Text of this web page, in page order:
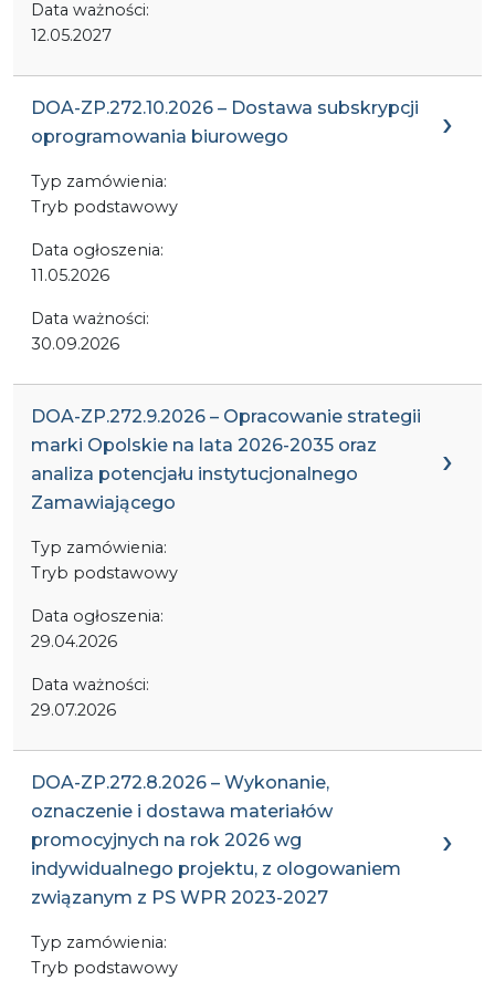
Data ważności:
12.05.2027
DOA-ZP.272.10.2026 – Dostawa subskrypcji
oprogramowania biurowego
Typ zamówienia:
Tryb podstawowy
Data ogłoszenia:
11.05.2026
Data ważności:
30.09.2026
DOA-ZP.272.9.2026 – Opracowanie strategii
marki Opolskie na lata 2026-2035 oraz
analiza potencjału instytucjonalnego
Zamawiającego
Typ zamówienia:
Tryb podstawowy
Data ogłoszenia:
29.04.2026
Data ważności:
29.07.2026
DOA-ZP.272.8.2026 – Wykonanie,
oznaczenie i dostawa materiałów
promocyjnych na rok 2026 wg
indywidualnego projektu, z ologowaniem
związanym z PS WPR 2023-2027
Typ zamówienia:
Tryb podstawowy